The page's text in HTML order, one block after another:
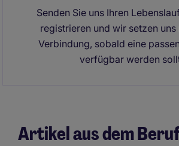
Senden Sie uns Ihren
registrieren und wir setzen uns
Verbindung, sobald eine
verfügbar werden
Artikel aus dem